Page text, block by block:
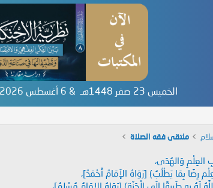
الخميس 23 صفر 1448هـ & 6 أغسطس 2026م
ملتقى فقه الصلاة
العِلْمِ وَالهُدَى،
رِضًا بِمَا يَطْلُبُ) [رَوَاهُ الإَمَامُ أَحْمَدُ]،
لَهُ بِهِ طَرِيقًا إِلَى الْجَنَّةِ) [رَوَاهُ الإِمَامُ مُسْلِمٌ]،